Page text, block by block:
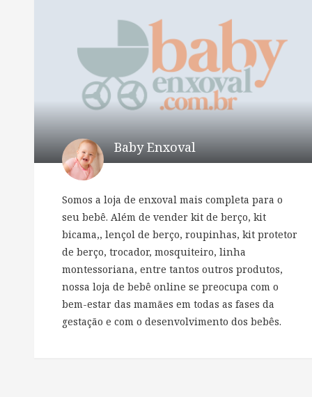
Baby Enxoval
Somos a loja de enxoval mais completa para o
seu bebê. Além de vender kit de berço, kit
bicama,, lençol de berço, roupinhas, kit protetor
de berço, trocador, mosquiteiro, linha
montessoriana, entre tantos outros produtos,
nossa loja de bebê online se preocupa com o
bem-estar das mamães em todas as fases da
gestação e com o desenvolvimento dos bebês.